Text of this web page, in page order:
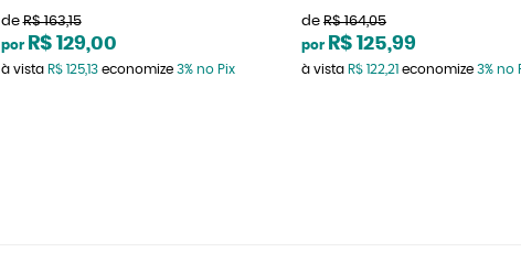
de R$ 163,15
por R$ 129,00
à vista R$ 125,13economize 3% no Pix
de R$ 164,05
por R$ 125,99
à vista R$ 122,21 economize 3% no